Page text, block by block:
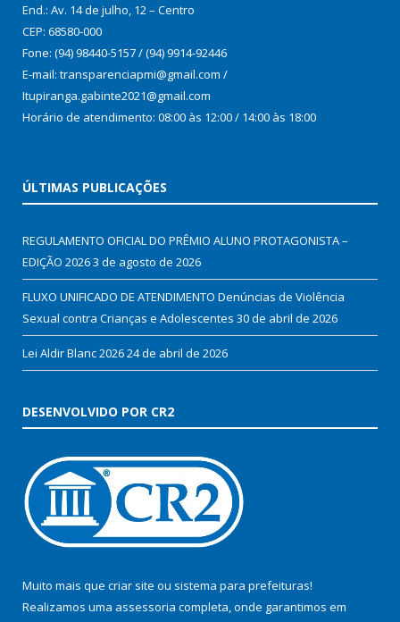
End.: Av. 14 de julho, 12 – Centro
CEP: 68580-000
Fone: (94) 98440-5157 / (94) 9914-92446
E-mail: transparenciapmi@gmail.com /
Itupiranga.gabinte2021@gmail.com
Horário de atendimento: 08:00 às 12:00 / 14:00 às 18:00
ÚLTIMAS PUBLICAÇÕES
REGULAMENTO OFICIAL DO PRÊMIO ALUNO PROTAGONISTA –
EDIÇÃO 20263 de agosto de 2026
FLUXO UNIFICADO DE ATENDIMENTO Denúncias de Violência
Sexual contra Crianças e Adolescentes 30 de abril de 2026
Lei Aldir Blanc 202624 de abril de 2026
DESENVOLVIDO POR CR2
Muito mais que criar site ou sistema para prefeituras!
Realizamos uma assessoria completa, onde garantimos em